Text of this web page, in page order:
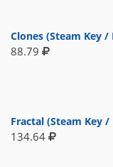
Clones (Steam Key /
88.79
Fractal (Steam Key /
134.64